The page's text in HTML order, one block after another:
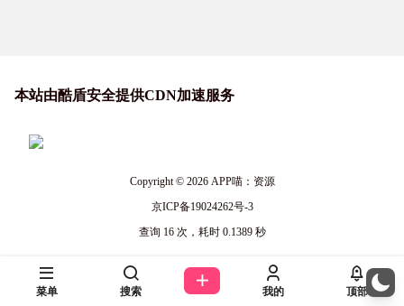
本站由酷盾安全提供CDN加速服务
Copyright © 2026APP喵：资源
京ICP备19024262号-3
查询 16 次，耗时 0.1389 秒
菜单 搜索 我的 顶部